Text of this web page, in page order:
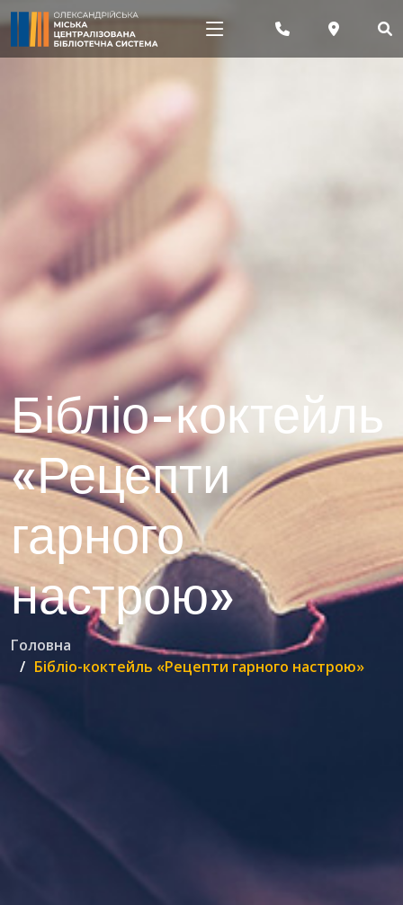
Бібліо-коктейль
«Рецепти
гарного
настрою»
Головна
Бібліо-коктейль «Рецепти гарного настрою»